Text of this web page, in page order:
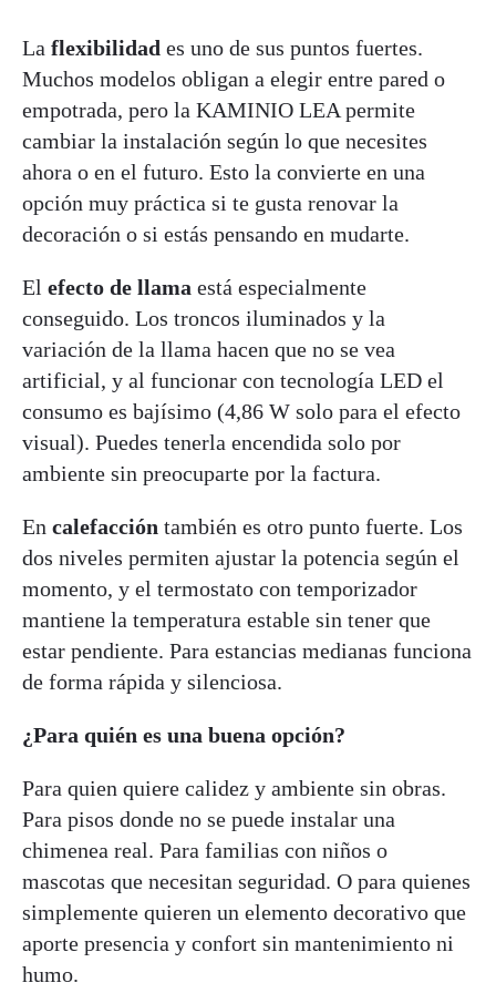
La flexibilidad es uno de sus puntos fuertes.
Muchos modelos obligan a elegir entre pared o
empotrada, pero la KAMINIO LEA permite
cambiar la instalación según lo que necesites
ahora o en el futuro. Esto la convierte en una
opción muy práctica si te gusta renovar la
decoración o si estás pensando en mudarte.
El efecto de llama está especialmente
conseguido. Los troncos iluminados y la
variación de la llama hacen que no se vea
artificial, y al funcionar con tecnología LED el
consumo es bajísimo (4,86 W solo para el efecto
visual). Puedes tenerla encendida solo por
ambiente sin preocuparte por la factura.
En calefacción también es otro punto fuerte. Los
dos niveles permiten ajustar la potencia según el
momento, y el termostato con temporizador
mantiene la temperatura estable sin tener que
estar pendiente. Para estancias medianas funciona
de forma rápida y silenciosa.
¿Para quién es una buena opción?
Para quien quiere calidez y ambiente sin obras.
Para pisos donde no se puede instalar una
chimenea real. Para familias con niños o
mascotas que necesitan seguridad. O para quienes
simplemente quieren un elemento decorativo que
aporte presencia y confort sin mantenimiento ni
humo.